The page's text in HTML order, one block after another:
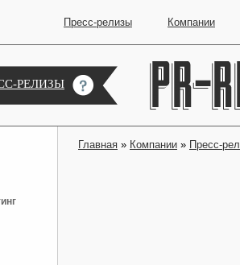
Пресс-релизы Компании
РЕЛИЗЫ
Главная » Компании » Пресс-